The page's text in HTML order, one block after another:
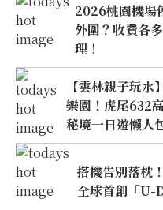
2026桃園機場
外圍？收費各
理！
【雲林親子玩
樂園！虎尾632
秘境一日遊懶人
搭機告別落枕
全球首創「U-